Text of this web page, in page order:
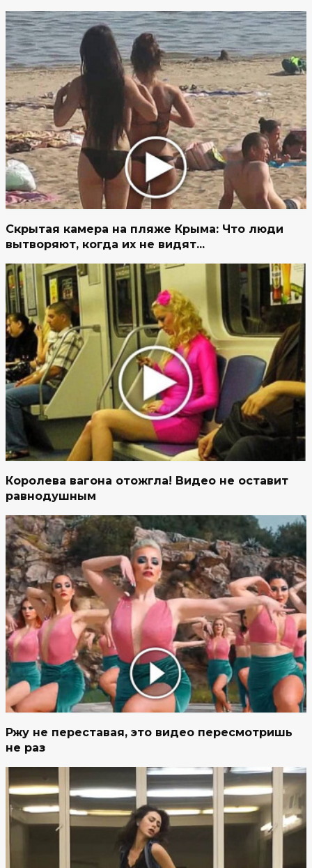
Скрытая камера на пляже Крыма: Что люди
вытворяют, когда их не видят...
Королева вагона отожгла! Видео не оставит
равнодушным
Ржу не переставая, это видео пересмотришь
не раз